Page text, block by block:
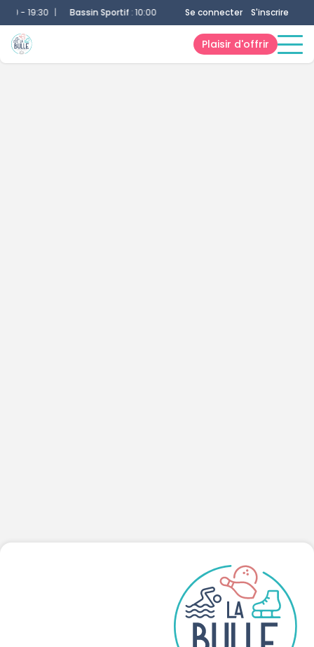
| Bassin Sportif:10:00 - 19:30 | Toboggan:10:30 - 19:00 |
Se connecter S'inscrire
Plaisir d'offrir